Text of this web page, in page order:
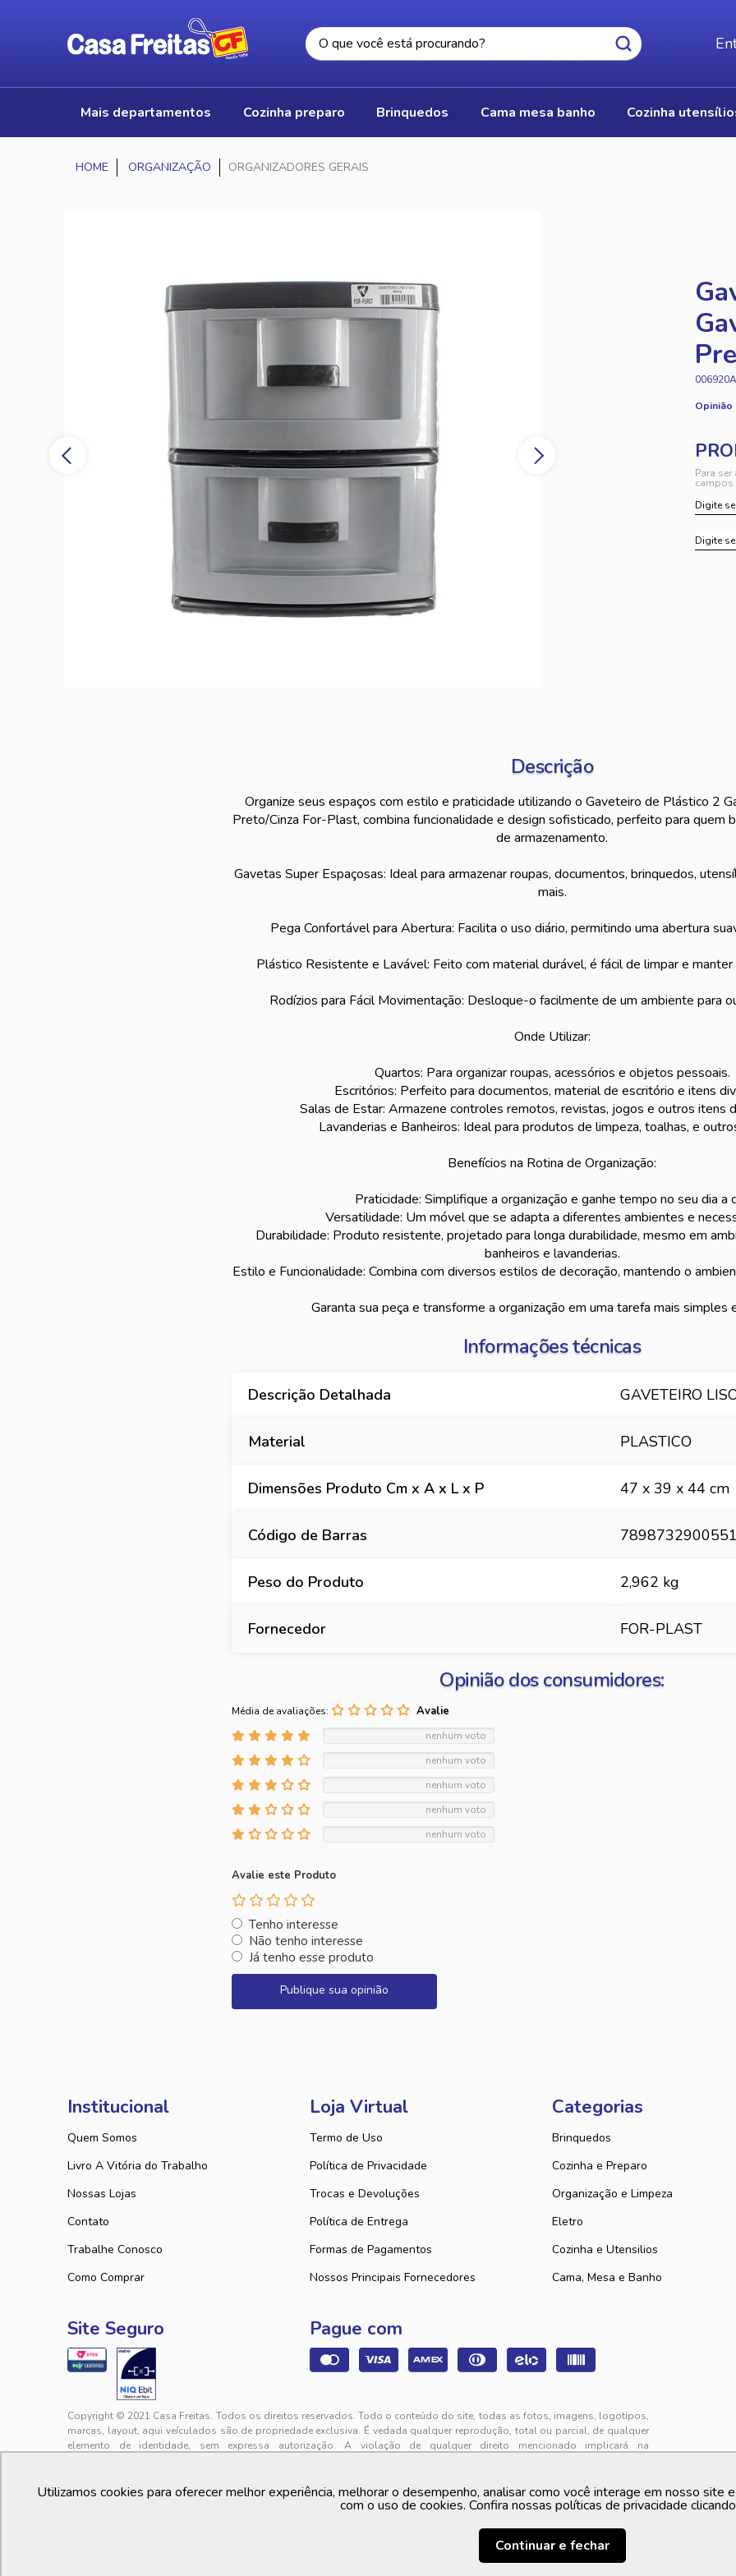
mais departamentos cozinha preparo brinquedos cama mesa banho cozinha
ORGANIZAÇÃO ORGANIZADORES GERAIS
Opinião
Para
campos
Descrição
Organize seus espaços com estilo e praticidade utilizando o Gaveteiro de Plástico 2
Preto/Cinza For-Plast, combina funcionalidade e design sofisticado, perfeito para quem
de armazenamento.
Gavetas Super Espaçosas: Ideal para armazenar roupas, documentos, brinquedos,
mais.
Pega Confortável para Abertura: Facilita o uso diário, permitindo uma abertura
Plástico Resistente e Lavável: Feito com material durável, é fácil de limpar e
Rodízios para Fácil Movimentação: Desloque-o facilmente de um ambiente para
Onde Utilizar:
Quartos: Para organizar roupas, acessórios e objetos pessoais.
Escritórios: Perfeito para documentos, material de escritório e itens
Salas de Estar: Armazene controles remotos, revistas, jogos e outros itens
Lavanderias e Banheiros: Ideal para produtos de limpeza, toalhas, e
Benefícios na Rotina de Organização:
Praticidade: Simplifique a organização e ganhe tempo no seu dia a
Versatilidade: Um móvel que se adapta a diferentes ambientes e
Durabilidade: Produto resistente, projetado para longa durabilidade, mesmo em
banheiros e lavanderias.
Estilo e Funcionalidade: Combina com diversos estilos de decoração, mantendo o
Garanta sua peça e transforme a organização em uma tarefa mais simples
Informações técnicas
Descrição Detalhada GAVETEIRO
Material PLASTICO
Dimensões Produto Cm x A x L x P 47 x 39 x 44 cm
Código de Barras
Peso do Produto 2,962 kg
Fornecedor FOR-PLAST
Opinião dos consumidores:
Média de avaliações:
nenhum voto
nenhum voto
nenhum voto
nenhum voto
nenhum voto
Avalie este Produto
Tenho interesse
Não tenho interesse
Já tenho esse produto
Publique sua opinião
Institucional
Quem Somos
Livro A Vitória do Trabalho
Nossas Lojas
Contato
Trabalhe Conosco
Como Comprar
Loja Virtual
Termo de Uso
Política de Privacidade
Trocas e Devoluções
Política de Entrega
Formas de Pagamentos
Nossos Principais Fornecedores
Categorias
Brinquedos
Cozinha e Preparo
Organização e Limpeza
Eletro
Cozinha e Utensilios
Cama, Mesa e Banho
Site Seguro Pague com
Copyright © 2021 Casa Freitas. Todos os direitos reservados. Todo o conteúdo do site, todas as fotos, imagens, logotipos,
marcas, layout, aqui veículados são de propriedade exclusiva. É vedada qualquer reprodução, total ou parcial, de qualquer
elemento de identidade, sem expressa autorização. A violação de qualquer direito mencionado implicará na
PFM COMERCIAL LTDA. | 01.740.627/0001-41 - Rua Lourival Sales, 325 - Jabuti - Eusébio - CE | CEP: 61760-000
sac@casafreitas.com.br - WhatsApp: (85) 9994-3149. Atendimento de segunda a sexta-feira das 9h00 às 12h00 e das 13h00
Os preços dos produtos estão sujeitos a alteração sem aviso prévio. O preço valido é sempre o apresentado no momento
Utilizamos cookies para oferecer melhor experiência, melhorar o desempenho, analisar como você interage em nosso
com o uso de cookies. Confira nossas políticas de privacidade
Continuar e fechar